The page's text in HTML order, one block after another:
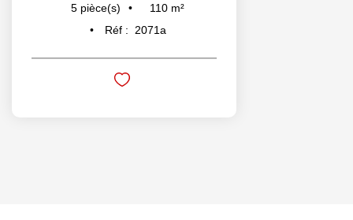
5 pièce(s) 110 m²
Réf :
2071a